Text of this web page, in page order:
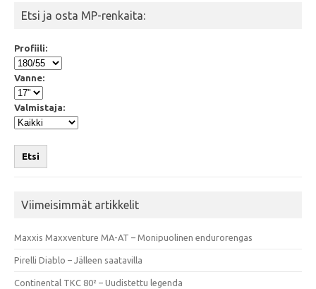
Etsi ja osta MP-renkaita:
Profiili:
Vanne:
Valmistaja:
Etsi
Viimeisimmät artikkelit
Maxxis Maxxventure MA-AT – Monipuolinen endurorengas
Pirelli Diablo – Jälleen saatavilla
Continental TKC 80² – Uudistettu legenda